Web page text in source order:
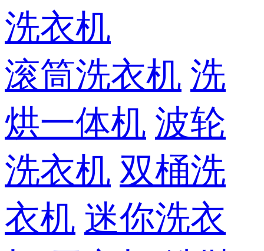
洗衣机
滚筒洗衣机 洗
烘一体机 波轮
洗衣机 双桶洗
衣机 迷你洗衣